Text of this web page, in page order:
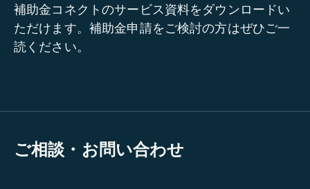
補助金コネクトのサービス資料をダウンロードい
ただけます。補助金申請をご検討の方はぜひご一
読ください。
ご相談・お問い合わせ